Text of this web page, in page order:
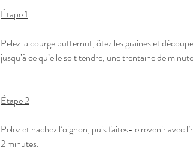
Étape 1
Pelez la courge butternut, ôtez les graines et
jusqu’à ce qu’elle soit tendre, une trentaine de
Étape 2
Pelez et hachez l’oignon, puis faites-le revenir avec
2 minutes.